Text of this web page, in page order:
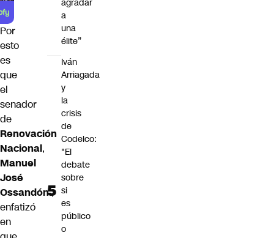
Por
esto
es
que
el
senador
de
Renovación
Nacional,
Manuel
José
Ossandón.,
enfatizó
en
agradar
a
una
élite”
Iván
Arriagada
y
la
crisis
de
Codelco:
"El
debate
sobre
si
es
público
o